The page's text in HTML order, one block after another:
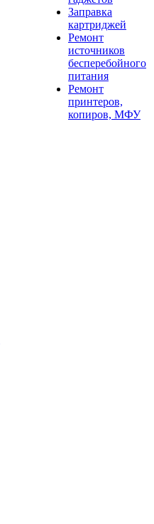
Заправка
картриджей
Ремонт
источников
бесперебойного
питания
Ремонт
принтеров,
копиров, МФУ